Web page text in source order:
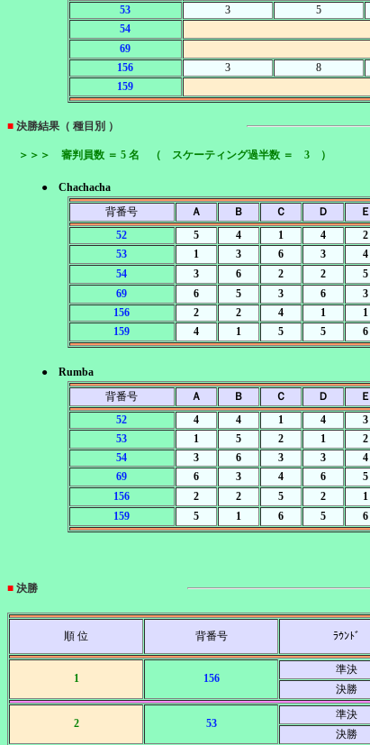
53
3 5
54
69
156
3 8
159
■ 決勝結果（ 種目別 ）
＞＞＞ 審判員数 ＝ 5 名 （ スケーティング過半数 ＝ 3 ）
● Chachacha
背番号
Ａ Ｂ Ｃ Ｄ Ｅ
52
5 4 1 4 2
53
1 3 6 3 4
54
3 6 2 2 5
69
6 5 3 6 3
156
2 2 4 1 1
159
4 1 5 5 6
● Rumba
背番号
Ａ Ｂ Ｃ Ｄ Ｅ
52
4 4 1 4 3
53
1 5 2 1 2
54
3 6 3 3 4
69
6 3 4 6 5
156
2 2 5 2 1
159
5 1 6 5 6
■ 決勝
順 位 背番号 ﾗｳﾝﾄﾞ
1 156
準決
決勝
2 53
準決
決勝